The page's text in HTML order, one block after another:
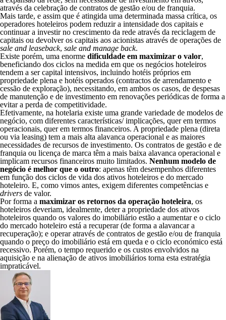
através da celebração de contratos de gestão e/ou de franquia.
Mais tarde, e assim que é atingida uma determinada massa crítica, os
operadores hoteleiros podem reduzir a intensidade dos capitais e
continuar a investir no crescimento da rede através da reciclagem de
capitais ou devolver os capitais aos acionistas através de operações de
sale and leaseback, sale and manage back.
Existe porém, uma enorme dificuldade em maximizar o valor,
beneficiando dos ciclos na medida em que os negócios hoteleiros
tendem a ser capital intensivos, incluindo hotéis próprios em
propriedade plena e hotéis operados (contractos de arrendamento e
cessão de exploração), necessitando, em ambos os casos, de despesas
de manutenção e de investimento em renovações periódicas de forma a
evitar a perda de competitividade.
Efetivamente, na hotelaria existe uma grande variedade de modelos de
negócio, com diferentes características/ implicações, quer em termos
operacionais, quer em termos financeiros. A propriedade plena (direta
ou via leasing) tem a mais alta alavanca operacional e as maiores
necessidades de recursos de investimento. Os contratos de gestão e de
franquia ou licença de marca têm a mais baixa alavanca operacional e
implicam recursos financeiros muito limitados. Nenhum modelo de
negócio é melhor que o outro: apenas têm desempenhos diferentes
em função dos ciclos de vida dos ativos hoteleiros e do mercado
hoteleiro. E, como vimos antes, exigem diferentes competências e
drivers de valor.
Por forma a maximizar os retornos da operação hoteleira, os
hoteleiros deveriam, idealmente, deter a propriedade dos ativos
hoteleiros quando os valores do imobiliário estão a aumentar e o ciclo
do mercado hoteleiro está a recuperar (de forma a alavancar a
recuperação); e operar através de contratos de gestão e/ou de franquia
quando o preço do imobiliário está em queda e o ciclo económico está
recessivo. Porém, o tempo requerido e os custos envolvidos na
aquisição e na alienação de ativos imobiliários torna esta estratégia
impraticável.